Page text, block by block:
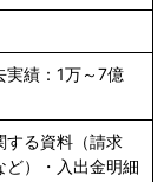
実績：1万～7億
する資料（請求
ど）・入出金明細